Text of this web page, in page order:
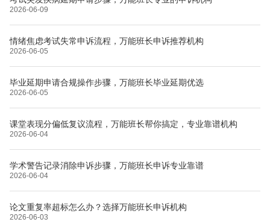
2026-06-09
情绪焦虑考试失常申诉流程，万能班长申诉推荐机构
2026-06-05
毕业延期申请合规操作步骤，万能班长毕业延期优选
2026-06-05
课堂表现分偏低复议流程，万能班长帮你搞定，专业靠谱机构
2026-06-04
学术警告记录消除申诉步骤，万能班长申诉专业靠谱
2026-06-04
论文重复率超标怎么办？选择万能班长申诉机构
2026-06-03